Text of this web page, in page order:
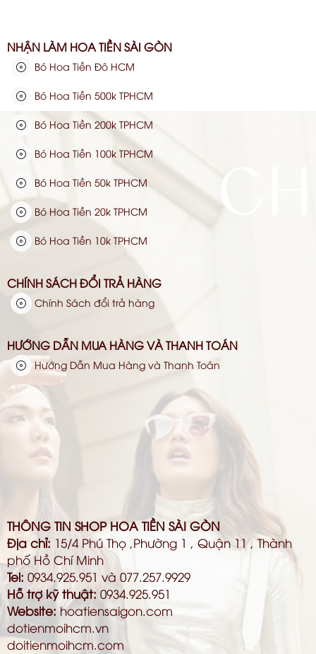
THÔNG TIN SHOP HOA TIỀN SÀI GÒN
Địa chỉ: 15/4 Phú Thọ ,Phường 1 , Quận 11 , Thành
phố Hồ Chí Minh
Tel: 0934.925.951 và 077.257.9929
Hỗ trợ kỹ thuật: 0934.925.951
Website: hoatiensaigon.com
dotienmoihcm.vn
doitienmoihcm.com
NHẬN LÀM HOA TIỀN SÀI GÒN
Bó Hoa Tiền Đô HCM
Bó Hoa Tiền 500k TPHCM
Bó Hoa Tiền 200k TPHCM
Bó Hoa Tiền 100k TPHCM
Bó Hoa Tiền 50k TPHCM
Bó Hoa Tiền 20k TPHCM
Bó Hoa Tiền 10k TPHCM
CHÍNH SÁCH ĐỔI TRẢ HÀNG
Chính Sách đổi trả hàng
HƯỚNG DẪN MUA HÀNG VÀ THANH TOÁN
Hướng Dẫn Mua Hàng và Thanh Toán